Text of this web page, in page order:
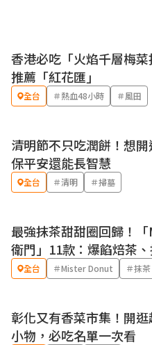
香港必吃「火焰千層梅
推薦「紅花匯」
全台 ＃熱血48小時 ＃風田
清明節不只吃潤餅！想
保平安還能長智慧
全台 ＃清明 ＃掃墓
優惠
最強抹茶甜甜圈回歸！
衛門」11款：爆餡焙茶
全台 ＃Mister Donut ＃抹茶
彰化又有香菜市集！開
小物，必吃名單一次看